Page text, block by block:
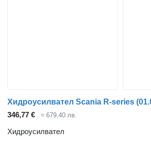
346,77 € ≈ 679,40 лв.
Хидроусилвател